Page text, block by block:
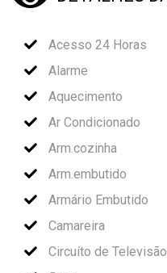
Acesso 24 Horas
Alarme
Aquecimento
Ar Condicionado
Arm.cozinha
Arm.embutido
Armário Embutido
Camareira
Circuíto de Televisão